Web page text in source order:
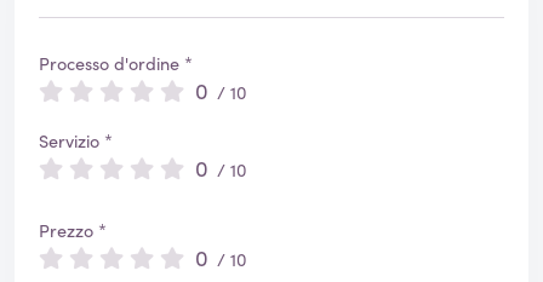
Processo d'ordine *
0 / 10
Servizio *
0 / 10
Prezzo *
0 / 10